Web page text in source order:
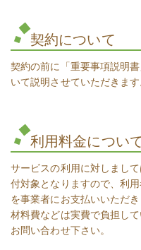
放課後等デ
ヨ
サービス
相談室ヨ
契約について
契約の前に「重要事項説明
いて説明させていただきます
利用料金につい
サービスの利用に対しまし
付対象となりますので、利
を事業者にお支払いいただ
材料費などは実費で負担し
お問い合わせ下さい。